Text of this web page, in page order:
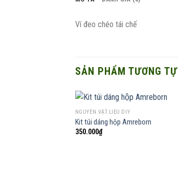
Ví đeo chéo tái chế
SẢN PHẨM TƯƠNG TỰ
NGUYÊN VẬT LIỆU DIY
Kit túi dáng hộp Amreborn
350.000₫